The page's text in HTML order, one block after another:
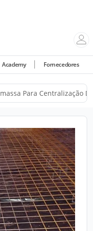
Academy Fornecedores
Para Centralização